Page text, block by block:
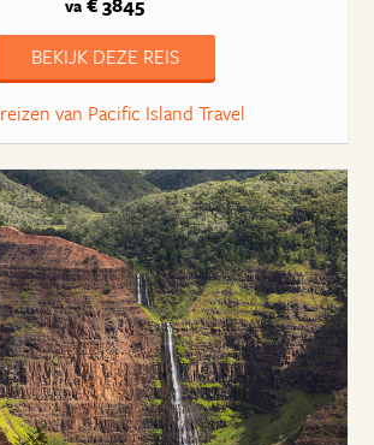
va
BEKIJK DEZE REIS
van Pacific Island Travel